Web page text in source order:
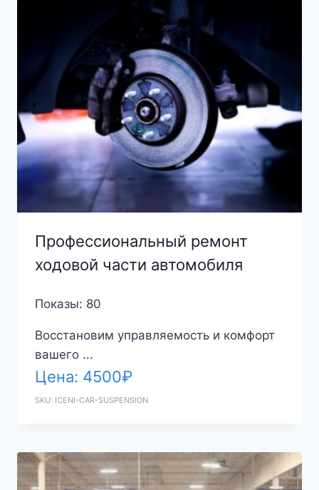
Профессиональный ремонт
ходовой части автомобиля
Показы: 80
Восстановим управляемость и комфорт
вашего ...
Цена: 4500₽
SKU: ICENI-CAR-SUSPENSION